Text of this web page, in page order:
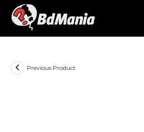
content
Previous Product